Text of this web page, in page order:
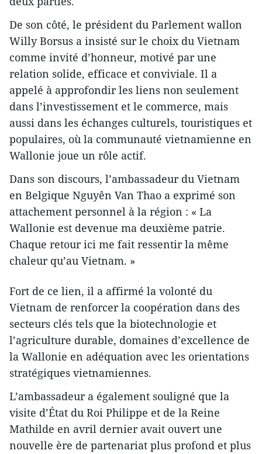
De son côté, le président du Parlement wallon
Willy Borsus a insisté sur le choix du Vietnam
comme invité d’honneur, motivé par une
relation solide, efficace et conviviale. Il a
appelé à approfondir les liens non seulement
dans l’investissement et le commerce, mais
aussi dans les échanges culturels, touristiques et
populaires, où la communauté vietnamienne en
Wallonie joue un rôle actif.
Dans son discours, l’ambassadeur du Vietnam
en Belgique Nguyên Van Thao a exprimé son
attachement personnel à la région : « La
Wallonie est devenue ma deuxième patrie.
Chaque retour ici me fait ressentir la même
chaleur qu’au Vietnam. »
Fort de ce lien, il a affirmé la volonté du
Vietnam de renforcer la coopération dans des
secteurs clés tels que la biotechnologie et
l’agriculture durable, domaines d’excellence de
la Wallonie en adéquation avec les orientations
stratégiques vietnamiennes.
L’ambassadeur a également souligné que la
visite d’État du Roi Philippe et de la Reine
Mathilde en avril dernier avait ouvert une
nouvelle ère de partenariat plus profond et plus